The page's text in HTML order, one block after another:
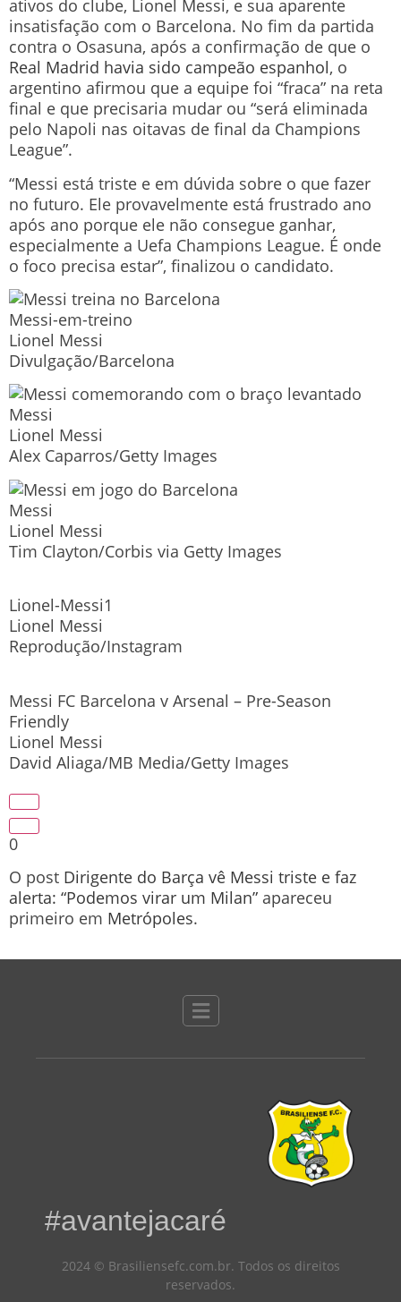
ativos do clube, Lionel Messi, e sua aparente
insatisfação com o Barcelona. No fim da partida
contra o Osasuna, após a confirmação de que o
Real Madrid havia sido campeão espanhol, o
argentino afirmou que a equipe foi “fraca” na reta
final e que precisaria mudar ou “será eliminada
pelo Napoli nas oitavas de final da Champions
League”.
“Messi está triste e em dúvida sobre o que fazer
no futuro. Ele provavelmente está frustrado ano
após ano porque ele não consegue ganhar,
especialmente a Uefa Champions League. É onde
o foco precisa estar”, finalizou o candidato.
Messi-em-treino
Lionel Messi
Divulgação/Barcelona
Messi
Lionel Messi
Alex Caparros/Getty Images
Messi
Lionel Messi
Tim Clayton/Corbis via Getty Images
Lionel-Messi1
Lionel Messi
Reprodução/Instagram
Messi FC Barcelona v Arsenal – Pre-Season
Friendly
Lionel Messi
David Aliaga/MB Media/Getty Images
0
O post Dirigente do Barça vê Messi triste e faz
alerta: “Podemos virar um Milan” apareceu
primeiro em Metrópoles.
#avantejacaré
2024 © Brasiliensefc.com.br. Todos os direitos
reservados.